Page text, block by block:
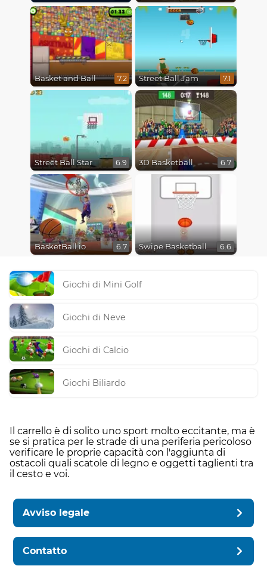
Basket and Ball 7.2 Street Ball Jam 7.1
Street Ball Star 6.9 3D Basketball 6.7
BasketBall.io 6.7 Swipe Basketball 6.6
Giochi di Mini Golf
Giochi di Neve
Giochi di Calcio
Giochi Biliardo
Il carrello è di solito uno sport molto eccitante, ma è
se si pratica per le strade di una periferia pericoloso
verificare le proprie capacità con l'aggiunta di
ostacoli quali scatole di legno e oggetti taglienti tra
il cesto e voi.
Avviso legale
Contatto